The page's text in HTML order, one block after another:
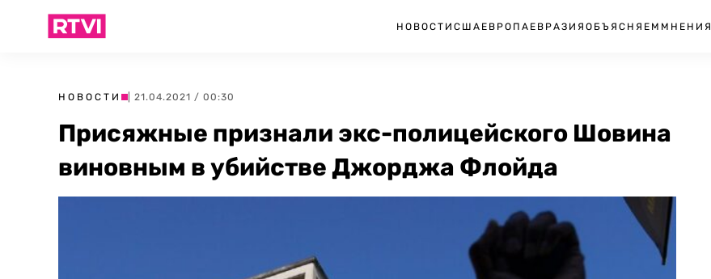
НОВОСТИ США ЕВРОПА ЕВРАЗИЯ ОБЪЯСНЯЕМ МНЕНИЯ
НОВОСТИ | 21.04.2021 / 00:30
Присяжные признали экс-полицейского Шовина
виновным в убийстве Джорджа Флойда